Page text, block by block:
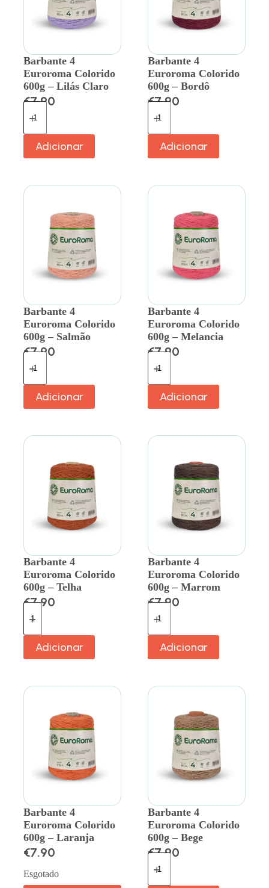
Barbante 4
Euroroma Colorido
600g – Lilás Claro
€7.90
Adicionar
Barbante 4
Euroroma Colorido
600g – Bordô
€7.90
Adicionar
Barbante 4
Euroroma Colorido
600g – Salmão
€7.90
Adicionar
Barbante 4
Euroroma Colorido
600g – Melancia
€7.90
Adicionar
Barbante 4
Euroroma Colorido
600g – Telha
€7.90
Adicionar
Barbante 4
Euroroma Colorido
600g – Marrom
€7.90
Adicionar
Barbante 4
Euroroma Colorido
600g – Laranja
€7.90
Esgotado
Barbante 4
Euroroma Colorido
600g – Bege
€7.90